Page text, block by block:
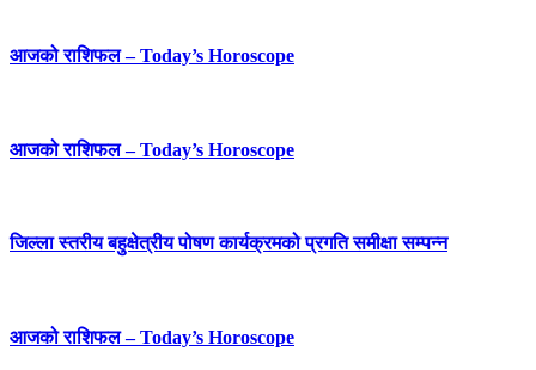
आजको राशिफल – Today’s Horoscope
आजको राशिफल – Today’s Horoscope
जिल्ला स्तरीय बहुक्षेत्रीय पोषण कार्यक्रमको प्रगति समीक्षा सम्पन्न
आजको राशिफल – Today’s Horoscope